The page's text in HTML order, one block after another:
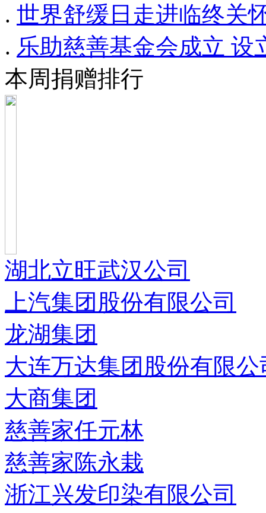
. 世界舒缓日走进临终关
. 乐助慈善基金会成立 设
本周捐赠排行
湖北立旺武汉公司
上汽集团股份有限公司
龙湖集团
大连万达集团股份有限公
大商集团
慈善家任元林
慈善家陈永栽
浙江兴发印染有限公司